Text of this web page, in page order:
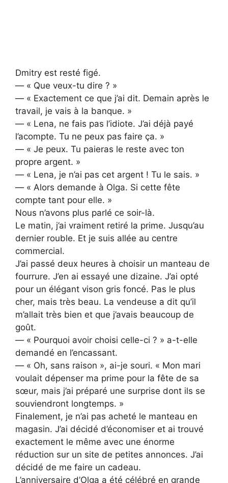
Dmitry est resté figé.
— « Que veux-tu dire ? »
— « Exactement ce que j’ai dit. Demain après le
travail, je vais à la banque. »
— « Lena, ne fais pas l’idiote. J’ai déjà payé
l’acompte. Tu ne peux pas faire ça. »
— « Je peux. Tu paieras le reste avec ton
propre argent. »
— « Lena, je n’ai pas cet argent ! Tu le sais. »
— « Alors demande à Olga. Si cette fête
compte tant pour elle. »
Nous n’avons plus parlé ce soir-là.
Le matin, j’ai vraiment retiré la prime. Jusqu’au
dernier rouble. Et je suis allée au centre
commercial.
J’ai passé deux heures à choisir un manteau de
fourrure. J’en ai essayé une dizaine. J’ai opté
pour un élégant vison gris foncé. Pas le plus
cher, mais très beau. La vendeuse a dit qu’il
m’allait très bien et que j’avais beaucoup de
goût.
— « Pourquoi avoir choisi celle-ci ? » a-t-elle
demandé en l’encassant.
— « Oh, sans raison », ai-je souri. « Mon mari
voulait dépenser ma prime pour la fête de sa
sœur, mais j’ai préparé une surprise dont ils se
souviendront longtemps. »
Finalement, je n’ai pas acheté le manteau en
magasin. J’ai décidé d’économiser et ai trouvé
exactement le même avec une énorme
réduction sur un site de petites annonces. J’ai
décidé de me faire un cadeau.
L’anniversaire d’Olga a été célébré en grande